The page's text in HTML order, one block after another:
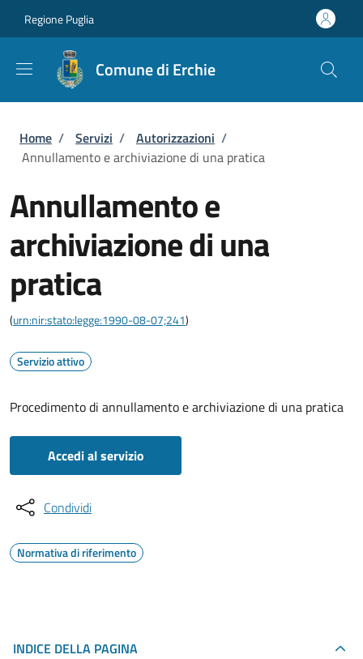
Regione Puglia
Comune di Erchie
Briciole di pane
Home / Servizi / Autorizzazioni /
Annullamento e archiviazione di una pratica
Annullamento e
archiviazione di una
pratica
(urn:nir:stato:legge:1990-08-07;241)
Servizio attivo
Procedimento di annullamento e archiviazione di una pratica
Accedi al servizio
Condividi
Normativa di riferimento
INDICE DELLA PAGINA